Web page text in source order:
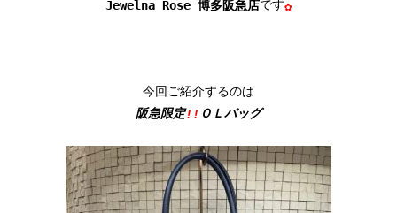
Jewelna Rose 博多阪急店です✿
阪急限定!! ＯＬバッグ